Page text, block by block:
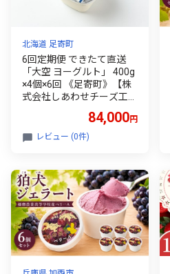
北海道 足寄町
6回定期便 できたて直送
「大空 ヨーグルト」 400g
×4個×6回 《足寄町》【株
式会社しあわせチーズ工
ト よーぐると 乳製品 牛乳
乳酸菌 免疫力 美味しい 高
道産 足寄町 北海道
84,000円
レビュー (0件)